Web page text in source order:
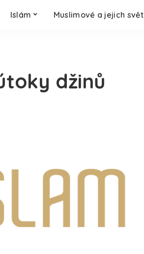
Islám Muslimové a jejich svět
džinů